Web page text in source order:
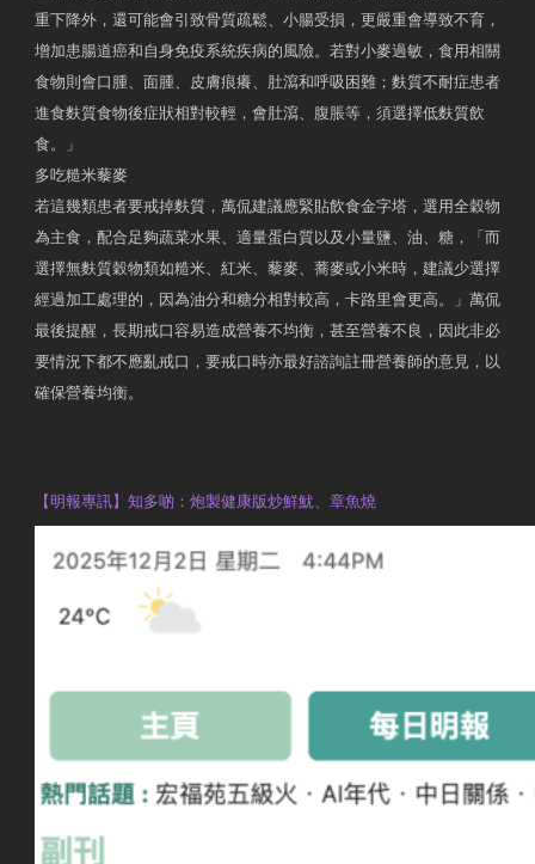
重下降外，還可能會引致骨質疏鬆、小腸受損，更嚴重會導致不育，
增加患腸道癌和自身免疫系統疾病的風險。若對小麥過敏，食用相關
食物則會口腫、面腫、皮膚痕癢、肚瀉和呼吸困難；麩質不耐症患者
進食麩質食物後症狀相對較輕，會肚瀉、腹脹等，須選擇低麩質飲
食。」
多吃糙米藜麥
若這幾類患者要戒掉麩質，萬侃建議應緊貼飲食金字塔，選用全穀物
為主食，配合足夠蔬菜水果、適量蛋白質以及小量鹽、油、糖，「而
選擇無麩質穀物類如糙米、紅米、藜麥、蕎麥或小米時，建議少選擇
經過加工處理的，因為油分和糖分相對較高，卡路里會更高。」萬侃
最後提醒，長期戒口容易造成營養不均衡，甚至營養不良，因此非必
要情況下都不應亂戒口，要戒口時亦最好諮詢註冊營養師的意見，以
確保營養均衡。
【明報專訊】知多啲：炮製健康版炒鮮魷、章魚燒